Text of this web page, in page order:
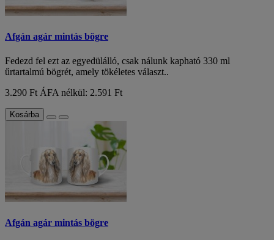
Afgán agár mintás bögre
Fedezd fel ezt az egyedülálló, csak nálunk kapható 330 ml
űrtartalmú bögrét, amely tökéletes választ..
3.290 Ft ÁFA nélkül: 2.591 Ft
Kosárba
Afgán agár mintás bögre